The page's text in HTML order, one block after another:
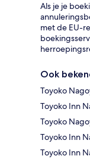
Als je je
met de EU-
Ook
Toyoko
Toyoko Inn
Toyoko
Toyoko Inn
Toyoko Inn